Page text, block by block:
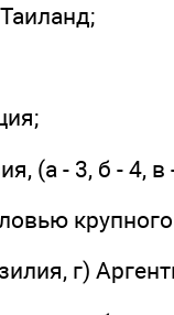
(а - 3, б - 4, в
крупного
г)